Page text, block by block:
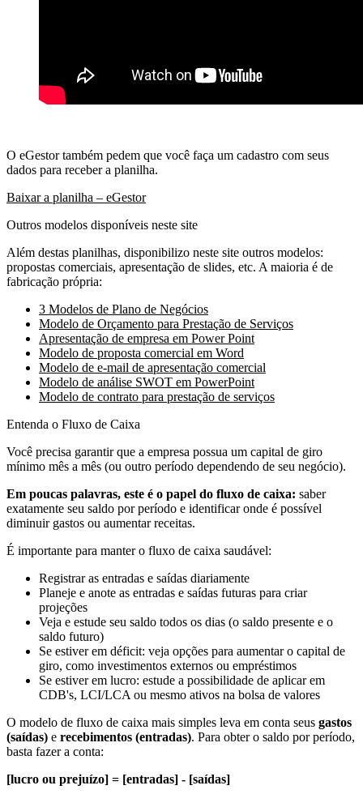
O eGestor também pedem que você faça um cadastro com seus
dados para receber a planilha.
Baixar a planilha – eGestor
Outros modelos disponíveis neste site
Além destas planilhas, disponibilizo neste site outros modelos:
propostas comerciais, apresentação de slides, etc. A maioria é de
fabricação própria:
3 Modelos de Plano de Negócios
Modelo de Orçamento para Prestação de Serviços
Apresentação de empresa em Power Point
Modelo de proposta comercial em Word
Modelo de e-mail de apresentação comercial
Modelo de análise SWOT em PowerPoint
Modelo de contrato para prestação de serviços
Entenda o Fluxo de Caixa
Você precisa garantir que a empresa possua um capital de giro
mínimo mês a mês (ou outro período dependendo de seu negócio).
Em poucas palavras, este é o papel do fluxo de caixa: saber
exatamente seu saldo por período e identificar onde é possível
diminuir gastos ou aumentar receitas.
É importante para manter o fluxo de caixa saudável:
Registrar as entradas e saídas diariamente
Planeje e anote as entradas e saídas futuras para criar
projeções
Veja e estude seu saldo todos os dias (o saldo presente e o
saldo futuro)
Se estiver em déficit: veja opções para aumentar o capital de
giro, como investimentos externos ou empréstimos
Se estiver em lucro: estude a possibilidade de aplicar em
CDB's, LCI/LCA ou mesmo ativos na bolsa de valores
O modelo de fluxo de caixa mais simples leva em conta seus gastos
(saídas) e recebimentos (entradas). Para obter o saldo por período,
basta fazer a conta:
[lucro ou prejuízo] = [entradas] - [saídas]